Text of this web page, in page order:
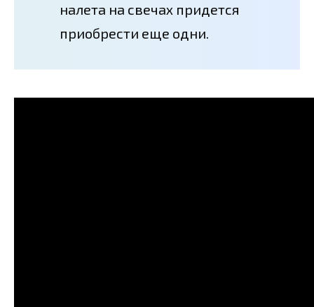
налета на свечах придется
приобрести еще одни.